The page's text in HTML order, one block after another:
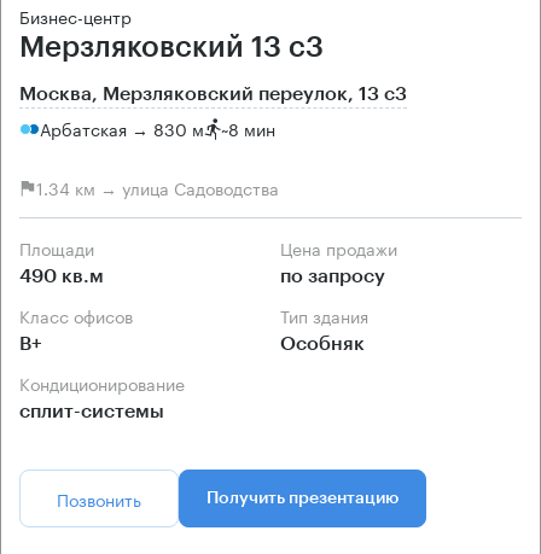
Бизнес-центр
Мерзляковский 13 с3
Москва, Мерзляковский переулок, 13 с3
Арбатская → 830 м ~8 мин
1.34 км → улица Садоводства
Площади
490 кв.м
Цена продажи
по запросу
Класс офисов
B+
Тип здания
Особняк
Кондиционирование
сплит-системы
Позвонить Получить презентацию